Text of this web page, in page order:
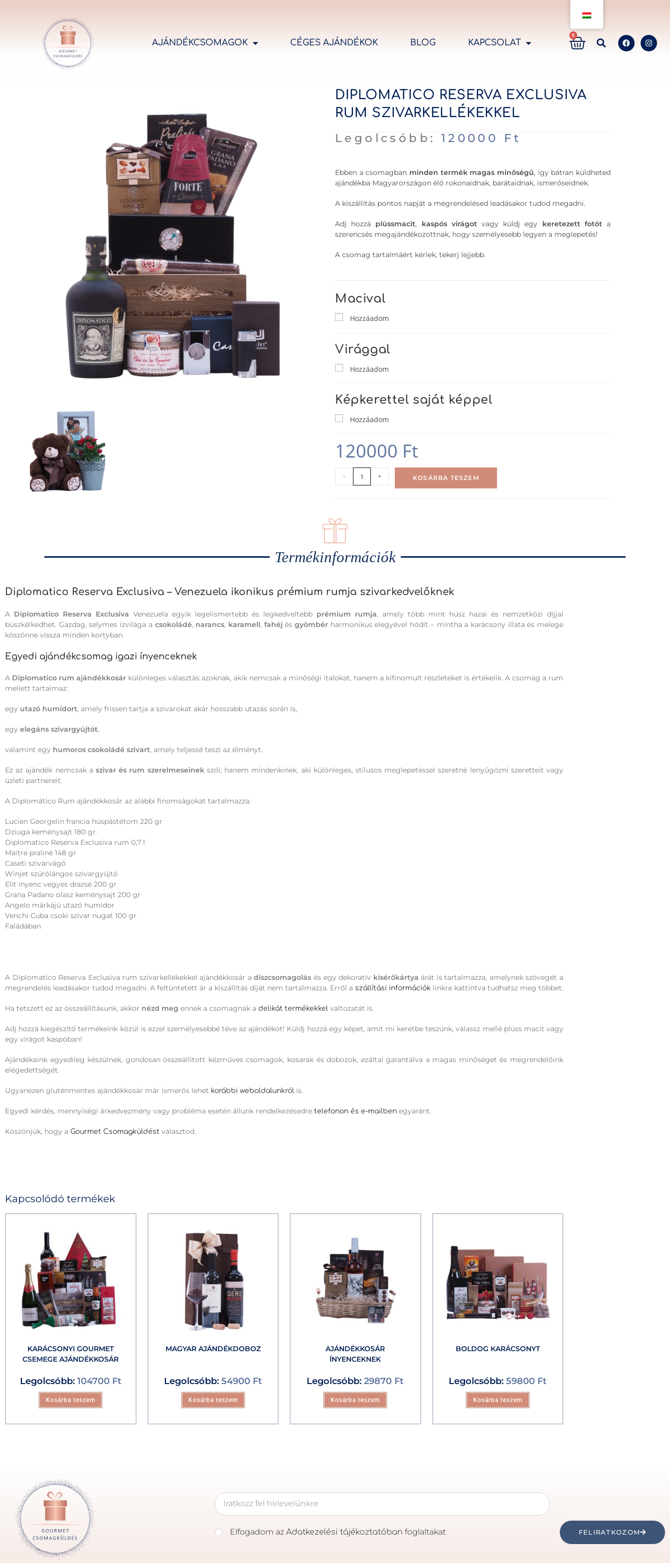
AJÁNDÉKCSOMAGOK CÉGES AJÁNDÉKOK BLOG KAPCSOLAT
0
DIPLOMATICO RESERVA EXCLUSIVA
RUM SZIVARKELLÉKEKKEL
Legolcsóbb: 120000 Ft
Ebben a csomagban minden termék magas minőségű, így bátran küldheted
ajándékba Magyarországon élő rokonaidnak, barátaidnak, ismerőseidnek.
A kiszállítás pontos napját a megrendelésed leadásakor tudod megadni.
Adj hozzá plüssmacit, kaspós virágotvagy küldj egy keretezett fotóta
szerencsés megajándékozottnak, hogy személyesebb legyen a meglepetés!
A csomag tartalmáért kérlek, tekerj lejjebb.
Macival
Hozzáadom
Virággal
Hozzáadom
Képkerettel saját képpel
Hozzáadom
120000 Ft
- + KOSÁRBA TESZEM
Termékinformációk
Diplomatico Reserva Exclusiva – Venezuela ikonikus prémium rumja szivarkedvelőknek
A Diplomatico Reserva Exclusiva Venezuela egyik legelismertebb és legkedveltebb prémium rumja, amely több mint húsz hazai és nemzetközi díjjal
büszkélkedhet. Gazdag, selymes ízvilága a csokoládé, narancs, karamell, fahéj ésgyömbér harmonikus elegyével hódít – mintha a karácsony illata és melege
köszönne vissza minden kortyban.
Egyedi ajándékcsomag igazi ínyenceknek
A Diplomatico rum ajándékkosár különleges választás azoknak, akik nemcsak a minőségi italokat, hanem a kifinomult részleteket is értékelik. A csomag a rum
mellett tartalmaz:
egy utazó humidort, amely frissen tartja a szivarokat akár hosszabb utazás során is,
egy elegáns szivargyújtót,
valamint egy humoros csokoládé szivart, amely teljessé teszi az élményt.
Ez az ajándék nemcsak aszivar és rum szerelmeseinekszól, hanem mindenkinek, aki különleges, stílusos meglepetéssel szeretné lenyűgözni szeretteit vagy
üzleti partnereit.
A Diplomático Rum ajándékkosár az alábbi finomságokat tartalmazza:
Lucien Georgelin francia húspástétom 220 gr
Dziuga keménysajt 180 gr
Diplomatico Reserva Exclusiva rum 0,7 l
Maitre praliné 148 gr
Caseti szivarvágó
Winjet szúrólángos szivargyújtó
Elit ínyenc vegyes drazsé 200 gr
Grana Padano olasz keménysajt 200 gr
Angelo márkájú utazó humidor
Venchi Cuba csoki szivar nugat 100 gr
Faládában
A Diplomatico Reserva Exclusiva rum szivarkellékekkel ajándékkosár adíszcsomagolás és egy dekoratív kísérőkártya árát is tartalmazza, amelynek szövegét a
megrendelés leadásakor tudod megadni. A feltüntetett ár a kiszállítás díját nem tartalmazza. Erről a szállítási információk linkre kattintva tudhatsz meg többet.
Ha tetszett ez az összeállításunk, akkor nézd meg ennek a csomagnak a delikát termékekkel változatát is.
Adj hozzá kiegészítő termékeink közül is ezzel személyesebbé téve az ajándékot! Küldj hozzá egy képet, amit mi keretbe teszünk, válassz mellé plüss macit vagy
egy virágot kaspóban!
Ajándékaink egyedileg készülnek, gondosan összeállított kézműves csomagok, kosarak és dobozok, ezáltal garantálva a magas minőséget és megrendelőink
elégedettségét.
Ugyanezen gluténmentes ajándékkosár már ismerős lehet korábbi weboldalunkról is.
Egyedi kérdés, mennyiségi árkedvezmény vagy probléma esetén állunk rendelkezésedre telefonon és e-mailben egyaránt.
Köszönjük, hogy a Gourmet Csomagküldést választod.
Kapcsolódó termékek
KARÁCSONYI GOURMET
CSEMEGE AJÁNDÉKKOSÁR
Legolcsóbb: 104700 Ft
Kosárba teszem
MAGYAR AJÁNDÉKDOBOZ
Legolcsóbb: 54900 Ft
Kosárba teszem
AJÁNDÉKKOSÁR
ÍNYENCEKNEK
Legolcsóbb:29870 Ft
Kosárba teszem
BOLDOG KARÁCSONYT
Legolcsóbb: 59800 Ft
Kosárba teszem
Elfogadom azAdatkezelési tájékoztatóban foglaltakat FELIRATKOZOM